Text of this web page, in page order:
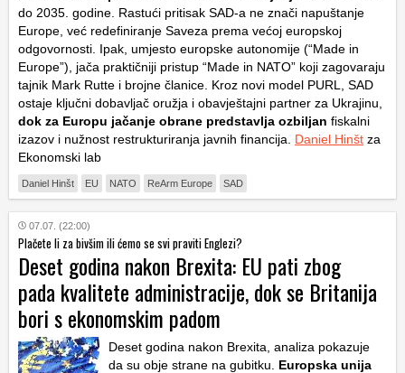
do 2035. godine. Rastući pritisak SAD-a ne znači napuštanje
Europe, već redefiniranje Saveza prema većoj europskoj
odgovornosti. Ipak, umjesto europske autonomije (“Made in
Europe”), jača praktičniji pristup “Made in NATO” koji zagovaraju
tajnik Mark Rutte i brojne članice. Kroz novi model PURL, SAD
ostaje ključni dobavljač oružja i obavještajni partner za Ukrajinu,
dok za Europu jačanje obrane predstavlja ozbiljan fiskalni
izazov i nužnost restrukturiranja javnih financija. Daniel Hinšt za
Ekonomski lab
Daniel Hinšt EU NATO ReArm Europe SAD
07.07. (22:00)
Plačete li za bivšim ili ćemo se svi praviti Englezi?
Deset godina nakon Brexita: EU pati zbog
pada kvalitete administracije, dok se Britanija
bori s ekonomskim padom
Deset godina nakon Brexita, analiza pokazuje
da su obje strane na gubitku.
Europska unija